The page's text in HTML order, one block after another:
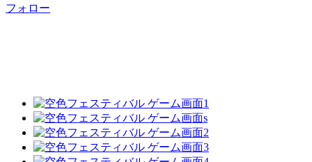
フォロー